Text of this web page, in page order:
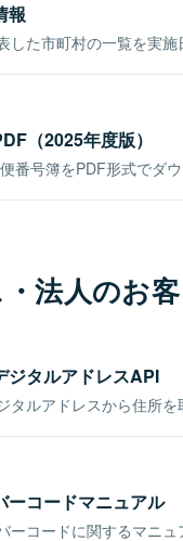
報
した市町村の一覧を実施
（2025年度版）
番号簿をPDF形式でダウ
法人のお
ジタルアドレスAPI
タルアドレスから住所を
ーコードマニュアル
ーコードに関するマニュ